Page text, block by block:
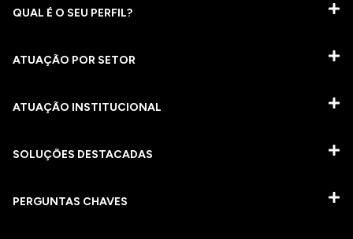
QUAL É O SEU PERFIL?
ATUAÇÃO POR SETOR
ATUAÇÃO INSTITUCIONAL
SOLUÇÕES DESTACADAS
PERGUNTAS CHAVES​